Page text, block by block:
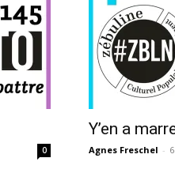
0
Y’en a
Agnes Freschel -